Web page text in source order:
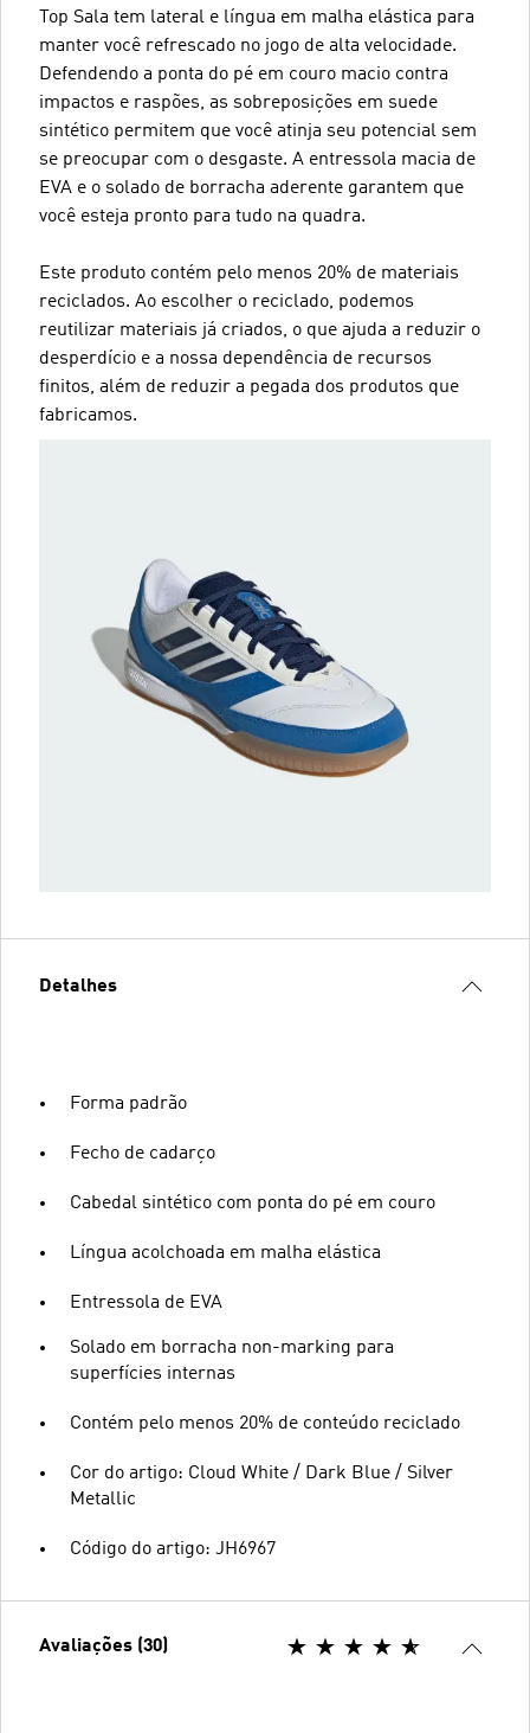
Top Sala tem lateral e língua em malha elástica para
manter você refrescado no jogo de alta velocidade.
Defendendo a ponta do pé em couro macio contra
impactos e raspões, as sobreposições em suede
sintético permitem que você atinja seu potencial sem
se preocupar com o desgaste. A entressola macia de
EVA e o solado de borracha aderente garantem que
você esteja pronto para tudo na quadra.
Este produto contém pelo menos 20% de materiais
reciclados. Ao escolher o reciclado, podemos
reutilizar materiais já criados, o que ajuda a reduzir o
desperdício e a nossa dependência de recursos
finitos, além de reduzir a pegada dos produtos que
fabricamos.
Detalhes
Forma padrão
Fecho de cadarço
Cabedal sintético com ponta do pé em couro
Língua acolchoada em malha elástica
Entressola de EVA
Solado em borracha non-marking para
superfícies internas
Contém pelo menos 20% de conteúdo reciclado
Cor do artigo: Cloud White / Dark Blue / Silver
Metallic
Código do artigo: JH6967
Avaliações (30)